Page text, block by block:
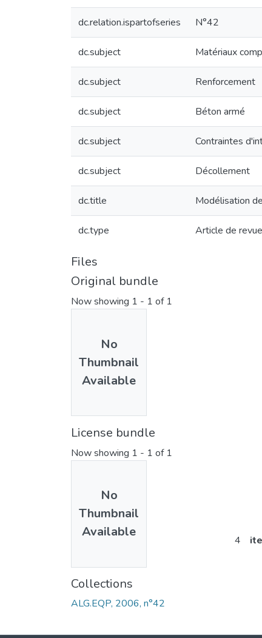
dc.relation.ispartofseries N°42
dc.subject Matériaux
dc.subject Renforcement
dc.subject Béton armé
dc.subject Contraintes
dc.subject Décollement
dc.title Modélisation
dc.type Article de revue
Files
Original bundle
Now showing 1 - 1 of 1
No
Thumbnail
Available
License bundle
Now showing 1 - 1 of 1
No
Thumbnail
Available
4
Collections
ALG.EQP, 2006, n°42